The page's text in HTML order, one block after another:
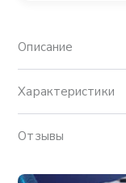
Описание
Характеристики
Отзывы